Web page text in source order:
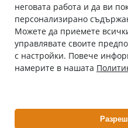
С абонамента се съгласявам с
Онлайн аптека, част от
ePharm е
неговата работа и да ви
персонализирано
Можете да приемете
управлявате своите
с настройки. Повече
намерите в нашата